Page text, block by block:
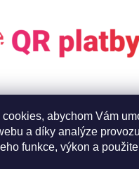
cookies, abychom Vám
a díky analýze
funkce, výkon a